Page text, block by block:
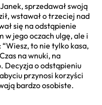
sprzedawał swoją
wstawał o trzeciej nad
się na odstąpienie
w jego oczach ulgę, ale i
to nie tylko kasa,
na wnuki, na
Decyzja o odstąpieniu
przynosi korzyści
bardzo osobiste.